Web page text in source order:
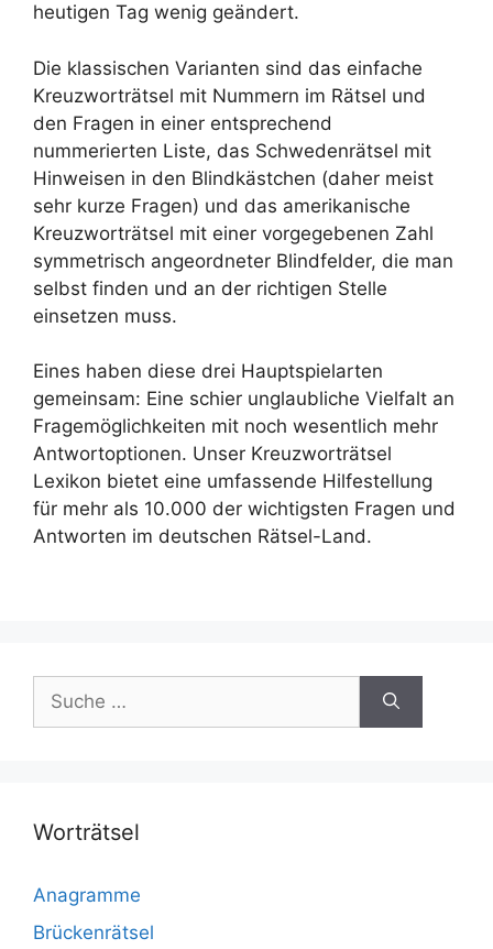
heutigen Tag wenig geändert.
Die klassischen Varianten sind das einfache
Kreuzworträtsel mit Nummern im Rätsel und
den Fragen in einer entsprechend
nummerierten Liste, das Schwedenrätsel mit
Hinweisen in den Blindkästchen (daher meist
sehr kurze Fragen) und das amerikanische
Kreuzworträtsel mit einer vorgegebenen Zahl
symmetrisch angeordneter Blindfelder, die man
selbst finden und an der richtigen Stelle
einsetzen muss.
Eines haben diese drei Hauptspielarten
gemeinsam: Eine schier unglaubliche Vielfalt an
Fragemöglichkeiten mit noch wesentlich mehr
Antwortoptionen. Unser Kreuzworträtsel
Lexikon bietet eine umfassende Hilfestellung
für mehr als 10.000 der wichtigsten Fragen und
Antworten im deutschen Rätsel-Land.
Suche
nach:
Worträtsel
Anagramme
Brückenrätsel